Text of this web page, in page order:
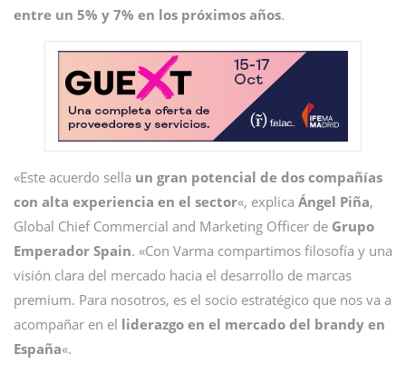
entre un 5% y 7% en los próximos años.
«Este acuerdo sella un gran potencial de dos compañías
con alta experiencia en el sector«, explica Ángel Piña,
Global Chief Commercial and Marketing Officer de Grupo
Emperador Spain. «Con Varma compartimos filosofía y una
visión clara del mercado hacia el desarrollo de marcas
premium. Para nosotros, es el socio estratégico que nos va a
acompañar en el liderazgo en el mercado del brandy en
España«.